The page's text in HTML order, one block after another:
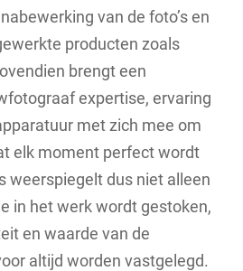
van de foto’s en
producten zoals
brengt een
expertise, ervaring
met zich mee om
elk moment perfect wordt
weerspiegelt dus niet alleen
in het werk wordt gestoken,
en waarde van de
altijd worden vastgelegd.